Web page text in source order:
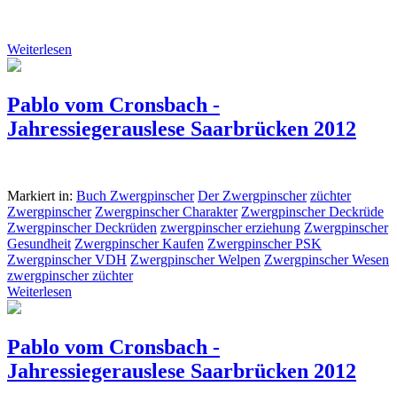
Weiterlesen
Pablo vom Cronsbach -
Jahressiegerauslese Saarbrücken 2012
Markiert in: Buch Zwergpinscher Der Zwergpinscher züchter
Zwergpinscher Zwergpinscher Charakter Zwergpinscher Deckrüde
Zwergpinscher Deckrüden zwergpinscher erziehung Zwergpinscher
Gesundheit Zwergpinscher Kaufen Zwergpinscher PSK
Zwergpinscher VDH Zwergpinscher Welpen Zwergpinscher Wesen
zwergpinscher züchter
Weiterlesen
Pablo vom Cronsbach -
Jahressiegerauslese Saarbrücken 2012